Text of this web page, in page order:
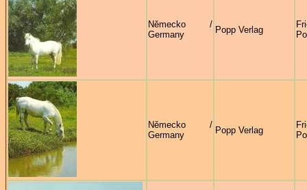
Německo /
Germany
Popp Verlag
Německo /
Germany
Popp Verlag